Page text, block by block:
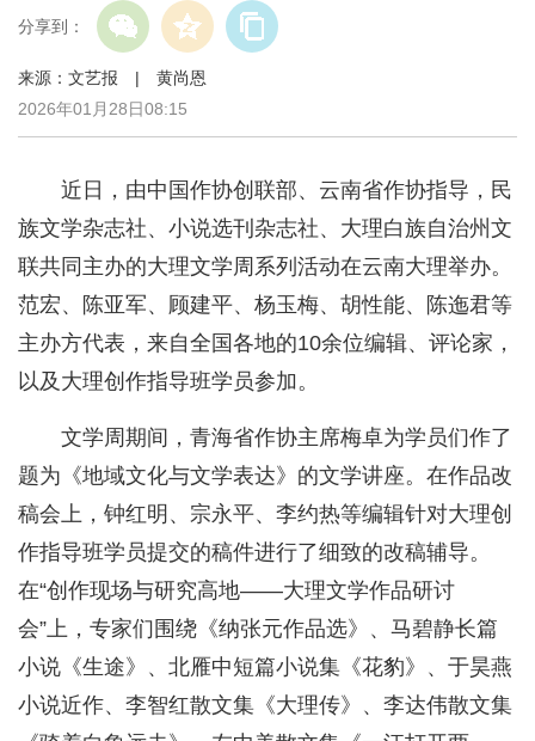
分享到：
来源：文艺报 | 黄尚恩
2026年01月28日08:15
近日，由中国作协创联部、云南省作协指导，民
族文学杂志社、小说选刊杂志社、大理白族自治州文
联共同主办的大理文学周系列活动在云南大理举办。
范宏、陈亚军、顾建平、杨玉梅、胡性能、陈迤君等
主办方代表，来自全国各地的10余位编辑、评论家，
以及大理创作指导班学员参加。
文学周期间，青海省作协主席梅卓为学员们作了
题为《地域文化与文学表达》的文学讲座。在作品改
稿会上，钟红明、宗永平、李约热等编辑针对大理创
作指导班学员提交的稿件进行了细致的改稿辅导。
在“创作现场与研究高地——大理文学作品研讨
会”上，专家们围绕《纳张元作品选》、马碧静长篇
小说《生途》、北雁中短篇小说集《花豹》、于昊燕
小说近作、李智红散文集《大理传》、李达伟散文集